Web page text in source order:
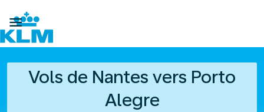

Vols de Nantes vers Porto
Alegre